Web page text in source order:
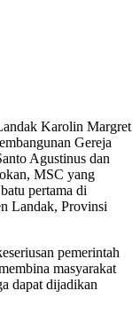
Karolin Margret
Gereja
Agustinus dan
MSC yang
pertama di
Landak, Provinsi
pemerintah
masyarakat
dapat dijadikan